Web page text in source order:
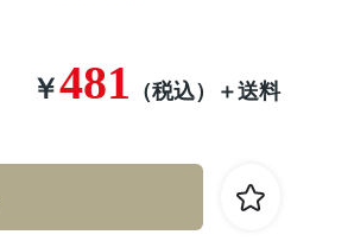
￥481 （税込） ＋送料